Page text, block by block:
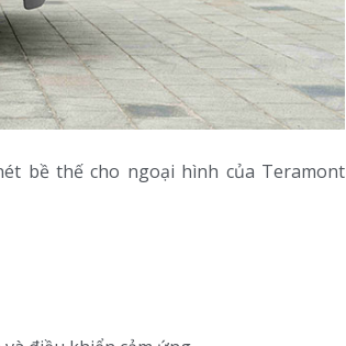
bề thế cho ngoại hình của Teramont